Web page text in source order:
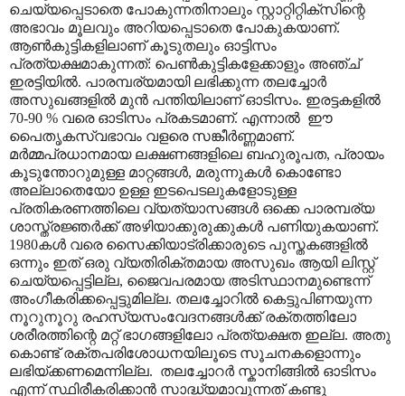
ചെയ്യപ്പെടാതെ പോകുന്നതിനാലും സ്റ്റാറ്റിറ്റിക്സിന്റെ
അഭാവം മൂലവും അറിയപ്പെടാതെ പോകുകയാണ്.
ആൺകുട്ടികളിലാ‍ണ് കൂടുതലും ഓട്ടിസം
പ്രത്യക്ഷമാകുന്നത്: പെൺകുട്ടികളേക്കാളും അഞ്ച്
ഇരട്ടിയിൽ. പാരമ്പര്യമായി ലഭിക്കുന്ന തലച്ചോർ
അസുഖങ്ങളിൽ മുൻ പന്തിയിലാണ് ഓടിസം. ഇരട്ടകളിൽ
70-90 % വരെ ഓടിസം പ്രകടമാണ്. എന്നാൽ ഈ
പൈതൃകസ്വഭാവം വളരെ സങ്കീർണ്ണമാണ്.
മർമ്മപ്രധാനമായ ലക്ഷണങ്ങളിലെ ബഹുരൂപത, പ്രായം
കൂടുന്തോറുമുള്ള മാറ്റങ്ങൾ, മരുന്നുകൾ കൊണ്ടോ
അല്ലാതെയോ ഉള്ള ഇടപെടലുകളോടുള്ള
പ്രതികരണത്തിലെ വ്യത്യാസങ്ങൾ ഒക്കെ പാരമ്പര്യ
ശാസ്ത്രജ്ഞർക്ക് അഴിയാക്കുരുക്കുകൾ പണിയുകയാണ്.
1980കൾ വരെ സൈക്കിയാട്രിക്കാരുടെ പുസ്തകങ്ങളിൽ
ഒന്നും ഇത് ഒരു വ്യതിരിക്തമായ അസുഖം ആയി ലിസ്റ്റ്
ചെയ്യപ്പെട്ടില്ല, ജൈവപരമായ അടിസ്ഥാനമുണ്ടെന്ന്
അംഗീകരിക്കപ്പെട്ടുമില്ല. തലച്ചോറിൽ കെട്ടുപിണയുന്ന
നൂറുനൂറു രഹസ്യസംവേദനങ്ങൾക്ക് രക്തത്തിലോ
ശരീരത്തിന്റെ മറ്റ് ഭാഗങ്ങളിലോ പ്രത്യക്ഷത ഇല്ല. അതു
കൊണ്ട് രക്തപരിശോധനയിലൂടെ സൂചനകളൊന്നും
ലഭിയ്ക്കണമെന്നില്ല. തലച്ചോറർ സ്കാനിങ്ങിൽ ഓടിസം
എന്ന് സ്ഥിരീകരിക്കാൻ സാദ്ധ്യമാവുന്നത് കണ്ടു